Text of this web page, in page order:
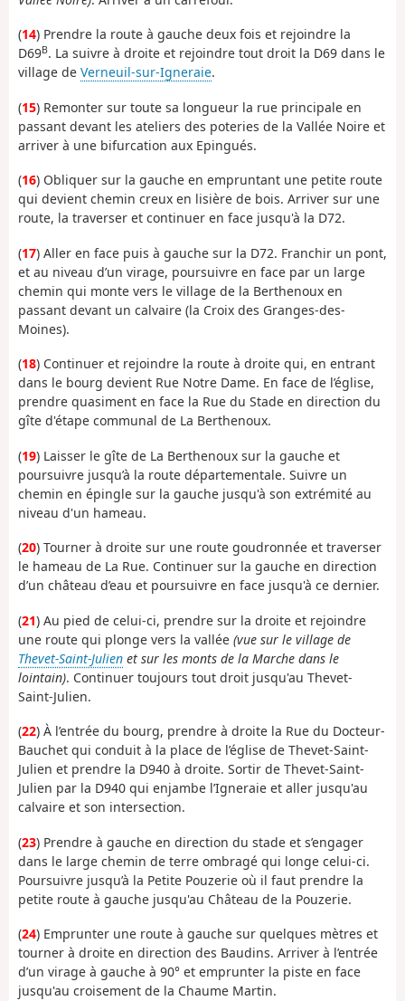
(14) Prendre la route à gauche deux fois et rejoindre la
D69B. La suivre à droite et rejoindre tout droit la D69 dans le
village de Verneuil-sur-Igneraie.
(15) Remonter sur toute sa longueur la rue principale en
passant devant les ateliers des poteries de la Vallée Noire et
arriver à une bifurcation aux Epingués.
(16) Obliquer sur la gauche en empruntant une petite route
qui devient chemin creux en lisière de bois. Arriver sur une
route, la traverser et continuer en face jusqu'à la D72.
(17) Aller en face puis à gauche sur la D72. Franchir un pont,
et au niveau d’un virage, poursuivre en face par un large
chemin qui monte vers le village de la Berthenoux en
passant devant un calvaire (la Croix des Granges-des-
Moines).
(18) Continuer et rejoindre la route à droite qui, en entrant
dans le bourg devient Rue Notre Dame. En face de l’église,
prendre quasiment en face la Rue du Stade en direction du
gîte d'étape communal de La Berthenoux.
(19) Laisser le gîte de La Berthenoux sur la gauche et
poursuivre jusqu’à la route départementale. Suivre un
chemin en épingle sur la gauche jusqu'à son extrémité au
niveau d'un hameau.
(20) Tourner à droite sur une route goudronnée et traverser
le hameau de La Rue. Continuer sur la gauche en direction
d’un château d’eau et poursuivre en face jusqu'à ce dernier.
(21) Au pied de celui-ci, prendre sur la droite et rejoindre
une route qui plonge vers la vallée (vue sur le village de
Thevet-Saint-Julien et sur les monts de la Marche dans le
lointain). Continuer toujours tout droit jusqu'au Thevet-
Saint-Julien.
(22) À l’entrée du bourg, prendre à droite la Rue du Docteur-
Bauchet qui conduit à la place de l’église de Thevet-Saint-
Julien et prendre la D940 à droite. Sortir de Thevet-Saint-
Julien par la D940 qui enjambe l’Igneraie et aller jusqu'au
calvaire et son intersection.
(23) Prendre à gauche en direction du stade et s’engager
dans le large chemin de terre ombragé qui longe celui-ci.
Poursuivre jusqu’à la Petite Pouzerie où il faut prendre la
petite route à gauche jusqu'au Château de la Pouzerie.
(24) Emprunter une route à gauche sur quelques mètres et
tourner à droite en direction des Baudins. Arriver à l’entrée
d’un virage à gauche à 90° et emprunter la piste en face
jusqu'au croisement de la Chaume Martin.